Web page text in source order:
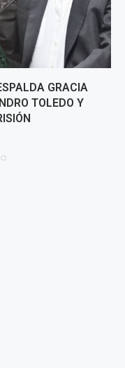
GRACIA
TOLEDO Y